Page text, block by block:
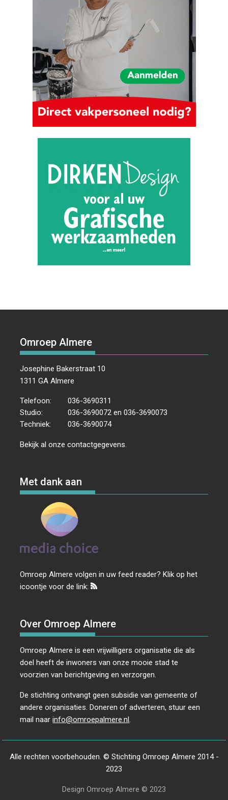
Omroep Almere
Josephine Bakerstraat 10
1311 GA Almere
Telefoon:
036-3690311
Studio:
036-3690072 en 036-3690073
Techniek:
036-3690074
Bekijk al onzecontactgegevens
Met dank aan
Omroep Almere volgen in uw feed reader? Klik op het
icoontje voor de link:
Over Omroep Almere
Omroep Almere is een vrijwilligers organisatie die als
doel heeft de inwoners van onze mooie stad te
voorzien van berichtgeving en verzorgen.
De stichting ontvangt geen subsidie van gemeente of
andere organisaties. Doneren of adverteren, stuur een
mail naarinfo@omroepalmere.nl.
Alle rechten voorbehouden. © Stichting Omroep Almere 2014 -
2023
Design Omroep Almere © 2023